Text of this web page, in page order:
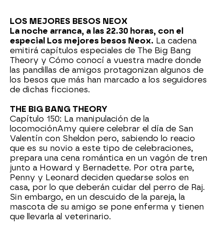
LOS MEJORES BESOS NEOX
La noche arranca, a las 22.30 horas, con el
especial Los mejores besos Neox. La cadena
emitirá capítulos especiales de The Big Bang
Theory y Cómo conocí a vuestra madre donde
las pandillas de amigos protagonizan algunos de
los besos que más han marcado a los seguidores
de dichas ficciones.
THE BIG BANG THEORY
Capítulo 150: La manipulación de la
locomociónAmy quiere celebrar el día de San
Valentín con Sheldon pero, sabiendo lo reacio
que es su novio a este tipo de celebraciones,
prepara una cena romántica en un vagón de tren
junto a Howard y Bernadette. Por otra parte,
Penny y Leonard deciden quedarse solos en
casa, por lo que deberán cuidar del perro de Raj.
Sin embargo, en un descuido de la pareja, la
mascota de su amigo se pone enferma y tienen
que llevarla al veterinario.